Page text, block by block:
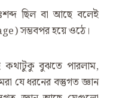
ছিল বা আছে বলেই
সম্ভবপর হয়ে ওঠে।
বুঝতে পারলাম,
যে ধরনের বস্তুগত জ্ঞান